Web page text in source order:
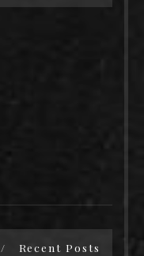
Recent Posts